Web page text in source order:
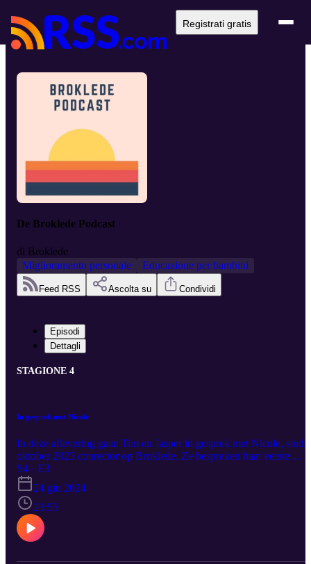
Registrati gratis
De Broklede Podcast
di Broklede
Miglioramento personale
Educazione per bambini
Feed RSS Ascolta su Condividi
Episodi
Dettagli
STAGIONE 4
In gesprek met Nicole
In deze aflevering gaan Tim en Jasper in gesprek met Nicole, sinds
oktober 2023 conrector op Broklede. Ze bespreken haar eerste
schooljaar in Breukelen en hebben het over de sfeer in de school,
het nieuwe koersplan, toetsdruk en formatief handelen.
S4 · E3
24 giu 2024
23:55